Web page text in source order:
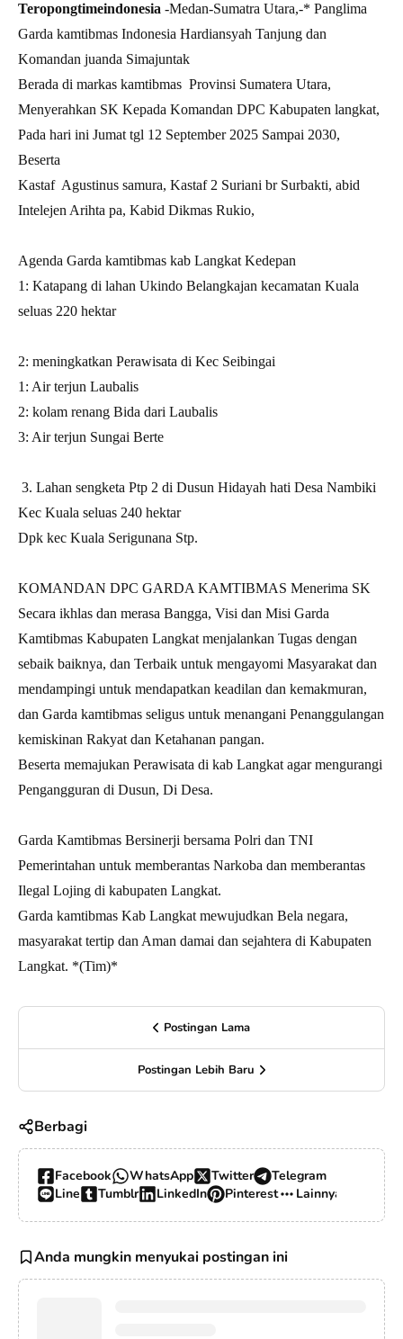
Teropongtimeindonesia -Medan-Sumatra Utara,-* Panglima
Garda kamtibmas Indonesia Hardiansyah Tanjung dan
Komandan juanda Simajuntak
Berada di markas kamtibmas Provinsi Sumatera Utara,
Menyerahkan SK Kepada Komandan DPC Kabupaten langkat,
Pada hari ini Jumat tgl 12 September 2025 Sampai 2030,
Beserta
Kastaf Agustinus samura, Kastaf 2 Suriani br Surbakti, abid
Intelejen Arihta pa, Kabid Dikmas Rukio,
Agenda Garda kamtibmas kab Langkat Kedepan
1: Katapang di lahan Ukindo Belangkajan kecamatan Kuala
seluas 220 hektar
2: meningkatkan Perawisata di Kec Seibingai
1: Air terjun Laubalis
2: kolam renang Bida dari Laubalis
3: Air terjun Sungai Berte
3. Lahan sengketa Ptp 2 di Dusun Hidayah hati Desa Nambiki
Kec Kuala seluas 240 hektar
Dpk kec Kuala Serigunana Stp.
KOMANDAN DPC GARDA KAMTIBMAS Menerima SK
Secara ikhlas dan merasa Bangga, Visi dan Misi Garda
Kamtibmas Kabupaten Langkat menjalankan Tugas dengan
sebaik baiknya, dan Terbaik untuk mengayomi Masyarakat dan
mendampingi untuk mendapatkan keadilan dan kemakmuran,
dan Garda kamtibmas seligus untuk menangani Penanggulangan
kemiskinan Rakyat dan Ketahanan pangan.
Beserta memajukan Perawisata di kab Langkat agar mengurangi
Pengangguran di Dusun, Di Desa.
Garda Kamtibmas Bersinerji bersama Polri dan TNI
Pemerintahan untuk memberantas Narkoba dan memberantas
Ilegal Lojing di kabupaten Langkat.
Garda kamtibmas Kab Langkat mewujudkan Bela negara,
masyarakat tertip dan Aman damai dan sejahtera di Kabupaten
Langkat. *(Tim)*
Postingan Lama
Postingan Lebih Baru
Berbagi
Facebook WhatsApp Twitter
Telegram
Line
Tumblr LinkedIn Pinterest Lainnya…
Anda mungkin menyukai postingan ini